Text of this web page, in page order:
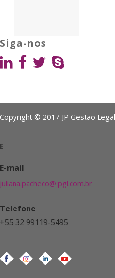
Siga-nos
Copyright © 2017 JP Gestão Legal
E
E-mail
juliana.pacheco@jpgl.com.br
Telefone
+55 32 99119-5495